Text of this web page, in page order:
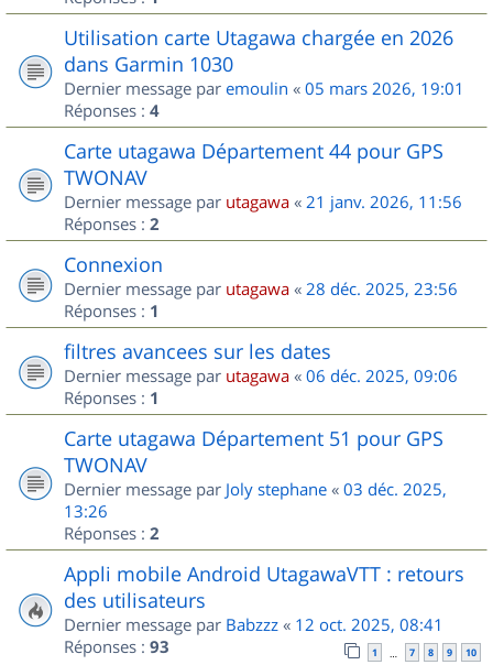
Utilisation carte Utagawa chargée en 2026
dans Garmin 1030
Dernier message par emoulin « 05 mars 2026, 19:01
Réponses : 4
Carte utagawa Département 44 pour GPS
TWONAV
Dernier message par utagawa « 21 janv. 2026, 11:56
Réponses : 2
Connexion
Dernier message par utagawa « 28 déc. 2025, 23:56
Réponses : 1
filtres avancees sur les dates
Dernier message par utagawa « 06 déc. 2025, 09:06
Réponses : 1
Carte utagawa Département 51 pour GPS
TWONAV
Dernier message par Joly stephane « 03 déc. 2025,
13:26
Réponses : 2
Appli mobile Android UtagawaVTT : retours
des utilisateurs
Dernier message par Babzzz « 12 oct. 2025, 08:41
Réponses : 93 1 … 7 8 9 10